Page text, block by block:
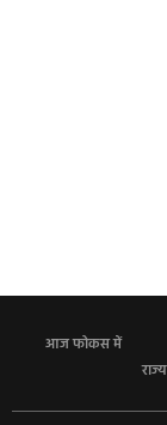
आज फोकस में
राज्य